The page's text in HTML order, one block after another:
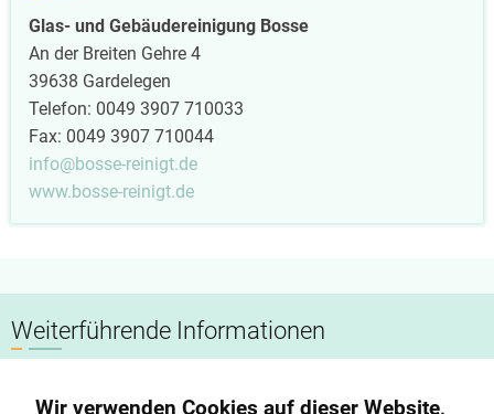
Glas- und Gebäudereinigung Bosse
An der Breiten Gehre 4
39638 Gardelegen
Telefon: 0049 3907 710033
Fax: 0049 3907 710044
info@bosse-reinigt.de
www.bosse-reinigt.de
Weiterführende Informationen
Wir verwenden Cookies auf dieser Website,